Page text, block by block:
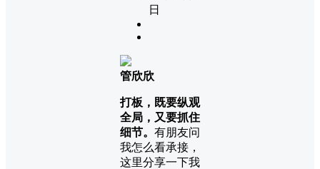
日
管欣欣
打板，既要纵观
全局，又要抓住
细节。 有朋友问
我怎么看承接，
这里分享一下我